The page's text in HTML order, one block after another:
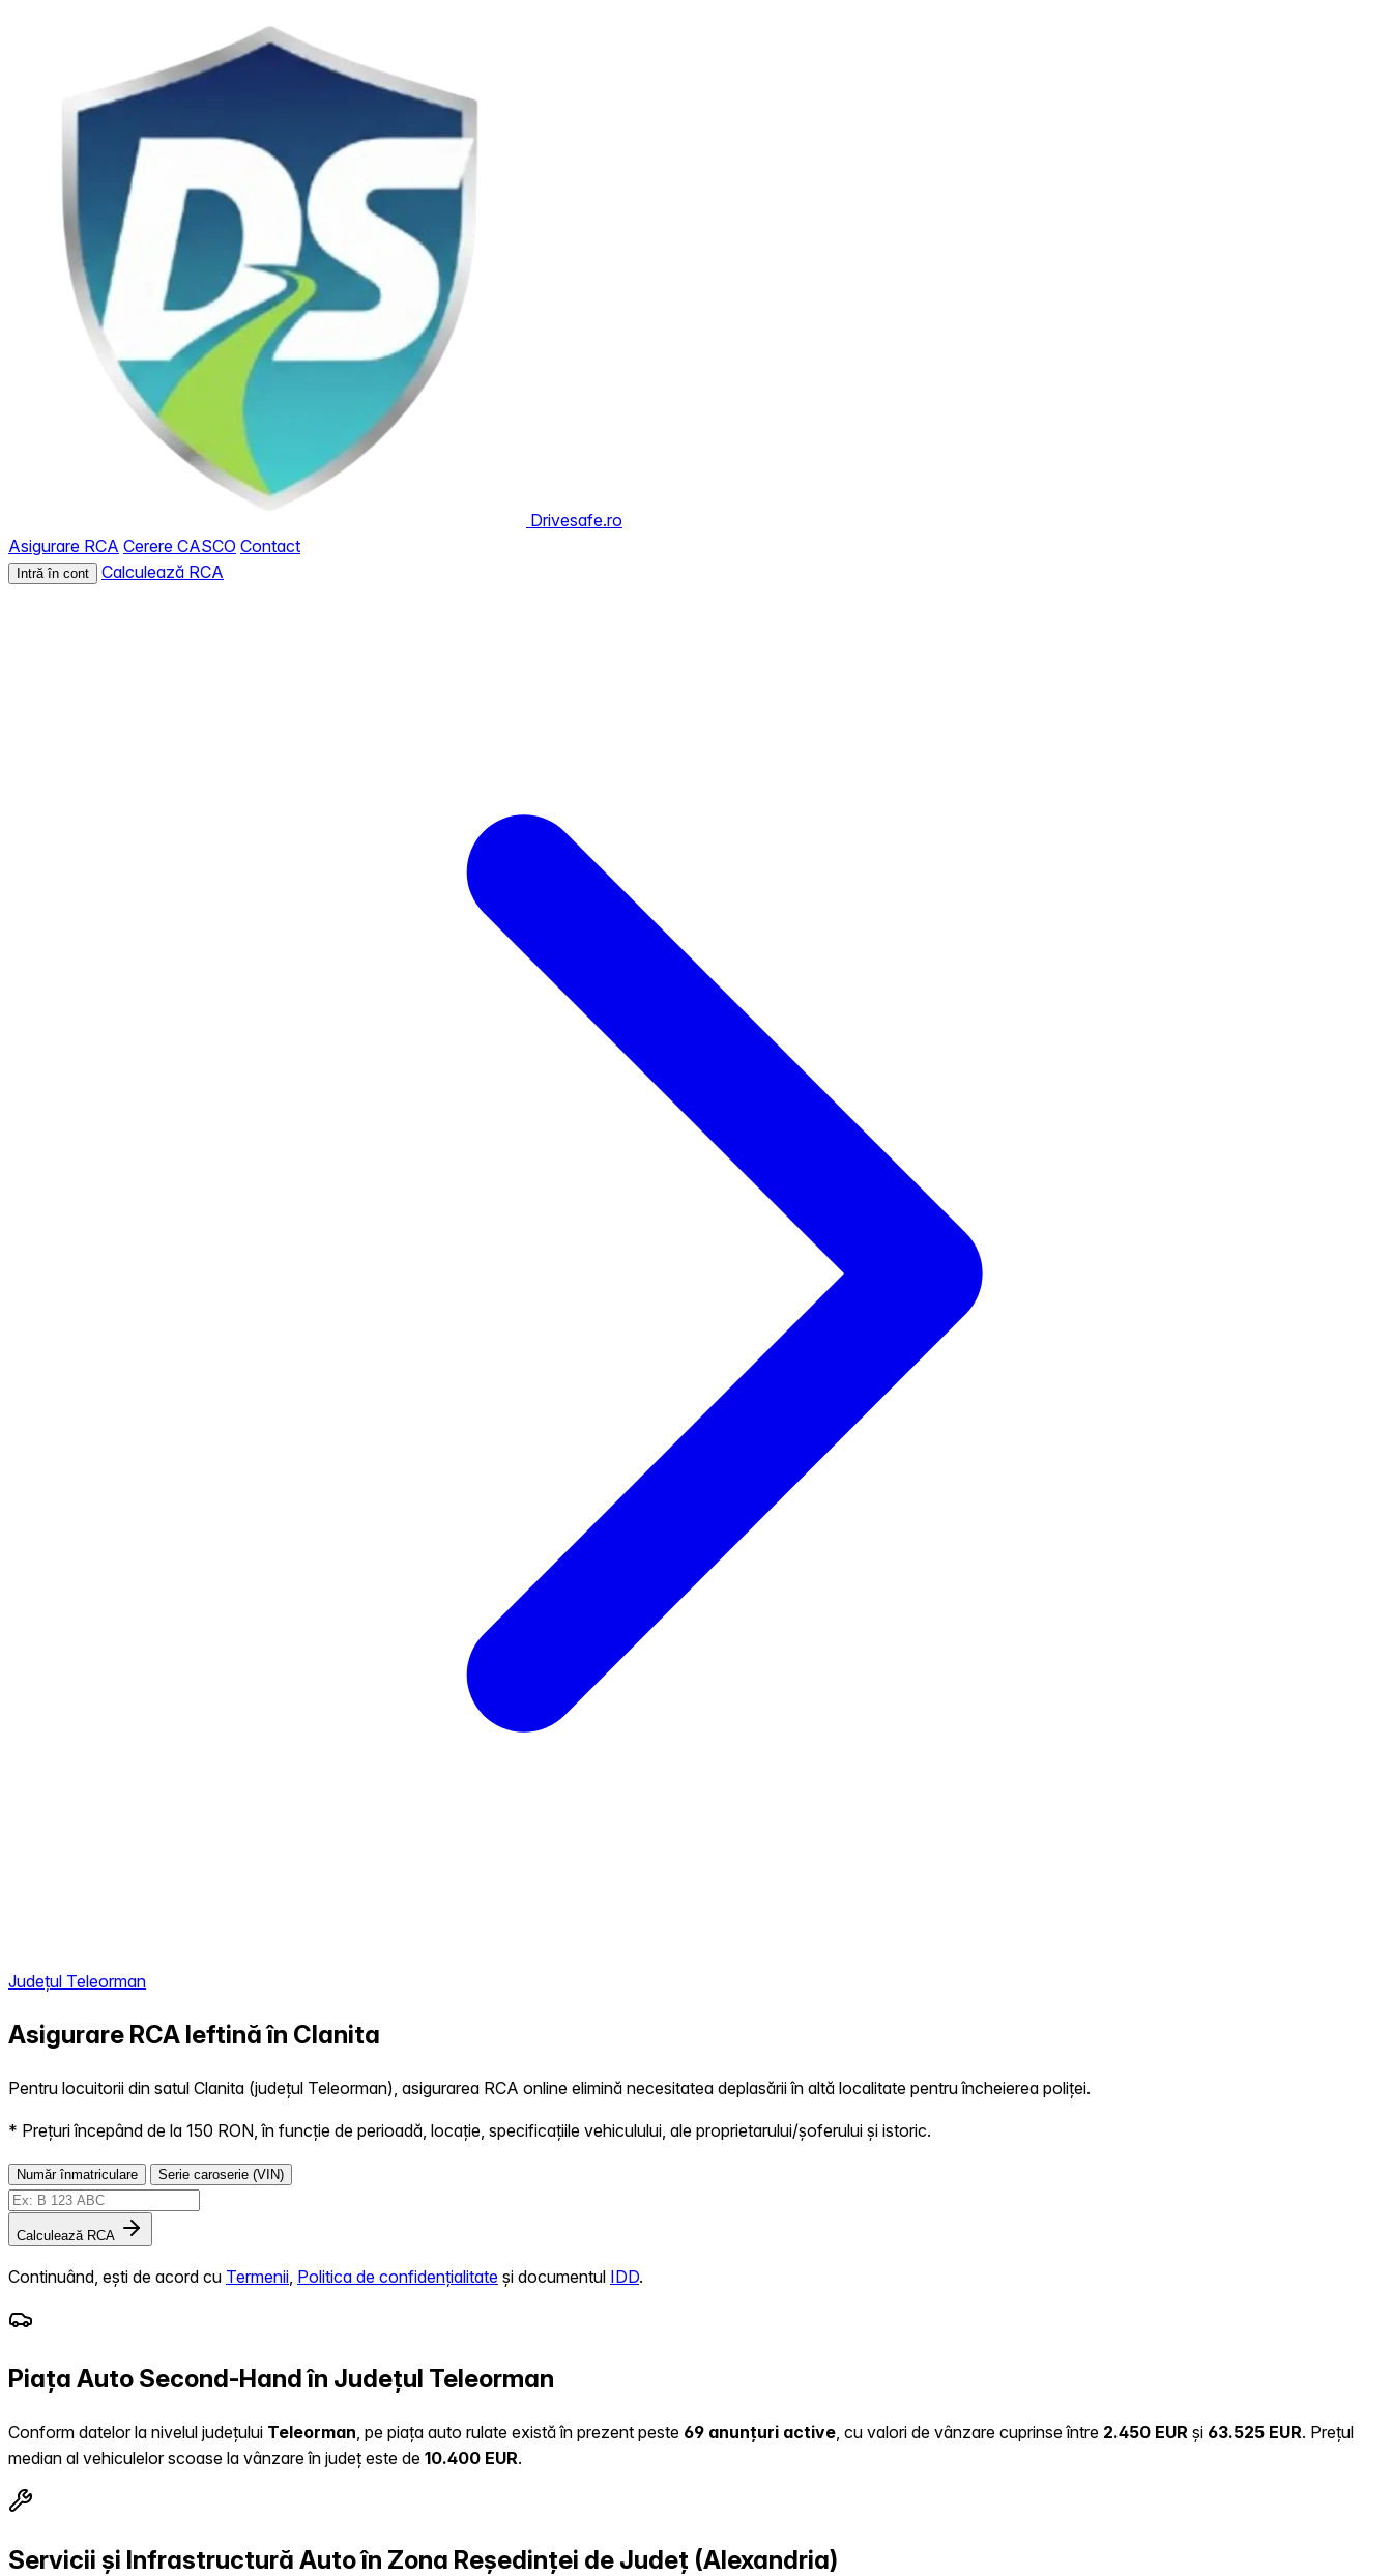
Drivesafe.ro
Asigurare RCA Cerere CASCO Contact
Intră în cont Calculează RCA
Județul Teleorman
Asigurare RCA Ieftină în Clanita
Pentru locuitorii din satul Clanita (județul Teleorman), asigurarea RCA online elimină necesitatea deplasării în altă localitate pentru încheierea poliței.
* Prețuri începând de la 150 RON, în funcție de perioadă, locație, specificațiile vehiculului, ale proprietarului/șoferului și istoric.
Număr înmatriculare Serie caroserie (VIN)
Calculează RCA
Continuând, ești de acord cu Termenii Politica de confidențialitate și documentul IDD.
Piața Auto Second-Hand în Județul Teleorman
Conform datelor la nivelul județului Teleorman , pe piața auto rulate există în prezent peste 69 anunțuri active , cu valori de vânzare cuprinse între 2.450 EUR și 63.525 EUR. Prețul
median al vehiculelor scoase la vânzare în județ este de 10.400 EUR.
Servicii și Infrastructură Auto în Zona Reședinței de Județ (Alexandria)